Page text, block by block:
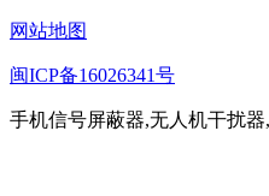
网站地图
闽ICP备16026341号
手机信号屏蔽器,无人机干扰